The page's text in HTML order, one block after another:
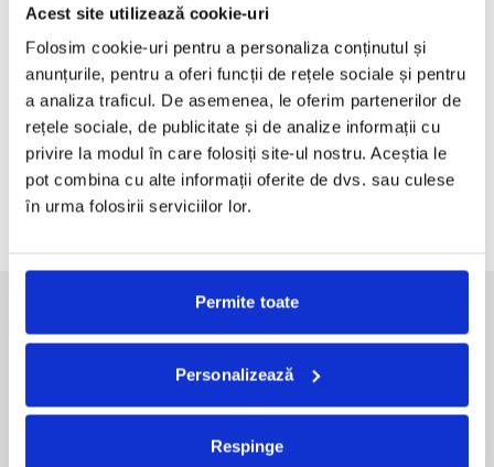
Acest site utilizează cookie-uri
Folosim cookie-uri pentru a personaliza conținutul și
anunțurile, pentru a oferi funcții de rețele sociale și pentru
a analiza traficul. De asemenea, le oferim partenerilor de
rețele sociale, de publicitate și de analize informații cu
privire la modul în care folosiți site-ul nostru. Aceștia le
pot combina cu alte informații oferite de dvs. sau culese
în urma folosirii serviciilor lor.
Permite toate
Personalizează
Respinge
Rochii de vara, elegante, casual, de vacanta. Inspiratie
pentru 2026.
Bucurestiul pe harta globala a Mercedes-Benz
Funda, element cheie in designul rochiilor de ocazie
KAWS: Art & Comix la Albertina Modern – cand benzile
desenate intra in muzeu
The Outsider. Andreea Macri. 13 ani de fotografie de moda
intr-o expozitie.
SOCIAL MEDIA
POLITICA DE CONFIDENTIALITATE
INFO + TERMENI SI CONDITII